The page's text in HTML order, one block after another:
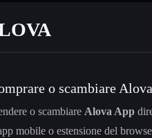
o scambiare
o scambiare Alova App
mobile o estensione del